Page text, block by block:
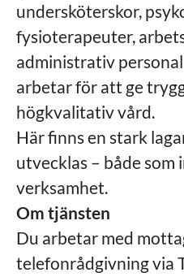
undersköterskor,
fysioterapeuter,
administrativ
arbetar för att ge
högkvalitativ vård.
Här finns en stark
utvecklas – både som
verksamhet.
Om tjänsten
Du arbetar med
telefonrådgivning via